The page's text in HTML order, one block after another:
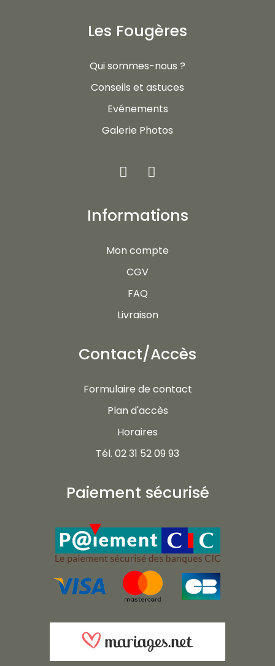
Les Fougères
Qui sommes-nous ?
Conseils et astuces
Evénements
Galerie Photos
Informations
Mon compte
CGV
FAQ
Livraison
Contact/Accès
Formulaire de contact
Plan d'accès
Horaires
Tél. 02 31 52 09 93
Paiement sécurisé